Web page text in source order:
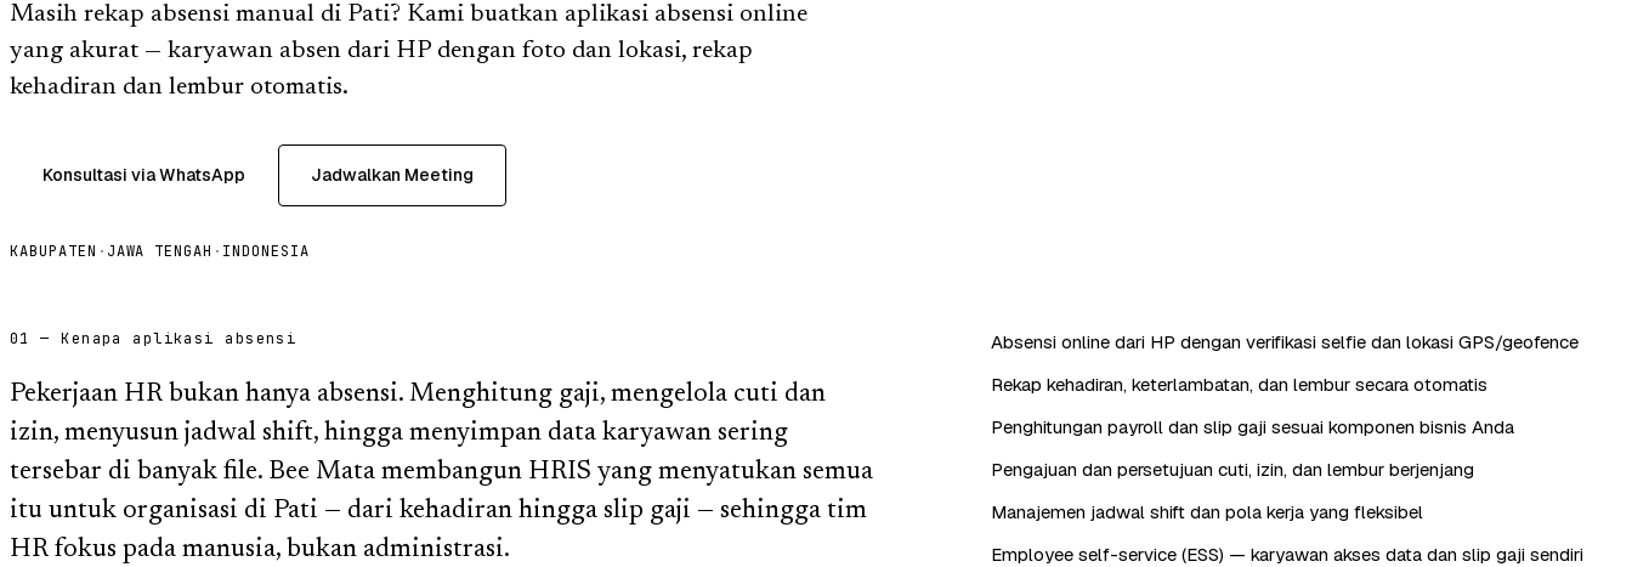
Masih rekap absensi manual di Pati? Kami buatkan aplikasi absensi online
yang akurat — karyawan absen dari HP dengan foto dan lokasi, rekap
kehadiran dan lembur otomatis.
Konsultasi via WhatsApp Jadwalkan Meeting
KABUPATEN · JAWA TENGAH · INDONESIA
01 — Kenapa aplikasi absensi
Pekerjaan HR bukan hanya absensi. Menghitung gaji, mengelola cuti dan
izin, menyusun jadwal shift, hingga menyimpan data karyawan sering
tersebar di banyak file. Bee Mata membangun HRIS yang menyatukan semua
itu untuk organisasi di Pati — dari kehadiran hingga slip gaji — sehingga tim
HR fokus pada manusia, bukan administrasi.
Absensi online dari HP dengan verifikasi selfie dan lokasi GPS/geofence
Rekap kehadiran, keterlambatan, dan lembur secara otomatis
Penghitungan payroll dan slip gaji sesuai komponen bisnis Anda
Pengajuan dan persetujuan cuti, izin, dan lembur berjenjang
Manajemen jadwal shift dan pola kerja yang fleksibel
Employee self-service (ESS) — karyawan akses data dan slip gaji sendiri